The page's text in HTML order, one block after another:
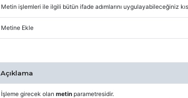
Metin işlemleri ile ilgili bütün ifade adımlarını uygulayabileceğiniz
Metine Ekle
Açıklama
İşleme girecek olan metinparametresidir.